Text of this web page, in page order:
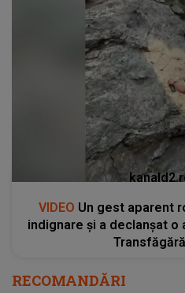
VIDEO Un gest aparent
indignare și a declanșat o
RECOMANDĂRI